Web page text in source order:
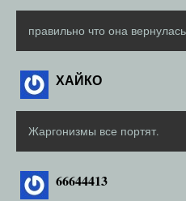
правильно что она
ХАЙКО
Жаргонизмы все портят.
66644413